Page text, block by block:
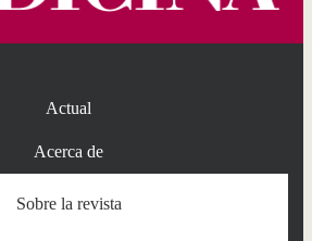
Actual
Acerca de
Sobre la revista